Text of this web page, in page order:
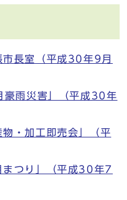
長室（平成30年9月
雨災害」（平成30年
・加工即売会」（平
つり」（平成30年7